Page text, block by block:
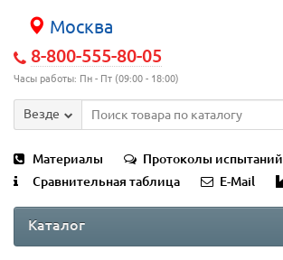
Москва
8-800-555-80-05
Часы работы: Пн - Пт (09:00 - 18:00)
Везде
Материалы
Протоколы испытаний
Сравнительная таблица
E-Mail
Каталог